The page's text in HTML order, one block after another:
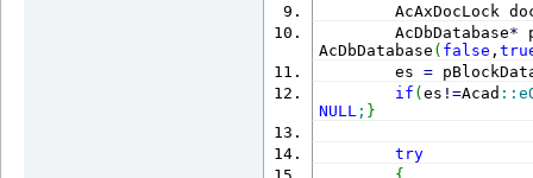
AcAxDocLock
AcDbDatabase*
AcDbDatabase ( false ,
es =
if (es !=Acad ::
NULL ; }
try